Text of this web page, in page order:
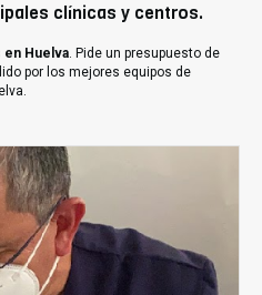
clínicas y centros.
Huelva. Pide un presupuesto de
por los mejores equipos de